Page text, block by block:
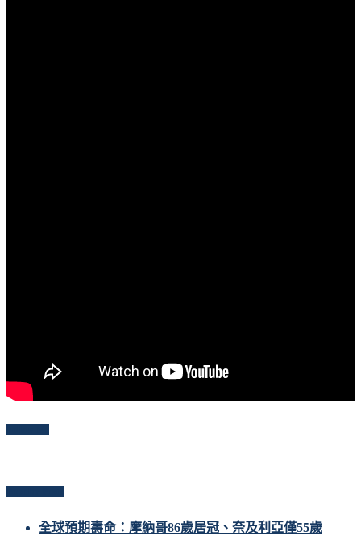
全球預期壽命：摩納哥86歲居冠、奈及利亞僅55歲